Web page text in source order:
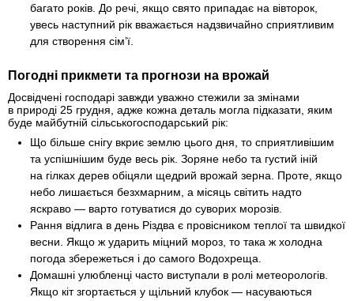
багато років. До речі, якщо свято припадає на вівторок,
увесь наступний рік вважається надзвичайно сприятливим
для створення сім’ї.
Погодні прикмети та прогнози на врожай
Досвідчені господарі завжди уважно стежили за змінами
в природі 25 грудня, адже кожна деталь могла підказати, яким
буде майбутній сільськогосподарський рік:
Що більше снігу вкриє землю цього дня, то сприятливішим
та успішнішим буде весь рік. Зоряне небо та густий іній
на гілках дерев обіцяли щедрий врожай зерна. Проте, якщо
небо лишається безхмарним, а місяць світить надто
яскраво — варто готуватися до суворих морозів.
Рання відлига в день Різдва є провісником теплої та швидкої
весни. Якщо ж ударить міцний мороз, то така ж холодна
погода збережеться і до самого Водохреща.
Домашні улюбленці часто виступали в ролі метеорологів.
Якщо кіт згортається у щільний клубок — насуваються